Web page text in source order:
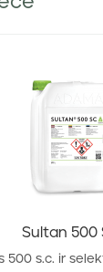
Sultan 500
500 s.c. ir